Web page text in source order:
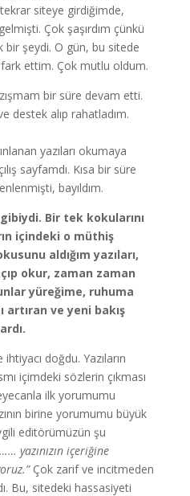
siteye girdiğimde,
Çok şaşırdım çünkü
şeydi. O gün, bu sitede
ettim. Çok mutlu oldum.
bir süre devam etti.
destek alıp rahatladım.
yazıları okumaya
sayfamdı. Kısa bir süre
bayıldım.
Bir tek kokularını
içindeki o müthiş
aldığım yazıları,
okur, zaman zaman
yüreğime, ruhuma
artıran ve yeni bakış
doğdu. Yazıların
içimdeki sözlerin çıkması
ilk yorumumu
birine yorumumu büyük
editörümüzün şu
yazınızın içeriğine
Çok zarif ve incitmeden
Bu, sitedeki hassasiyeti